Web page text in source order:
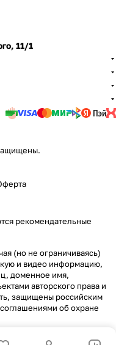
11/1
рекомендательные
(но не ограничиваясь)
и видео информацию,
доменное имя,
авторского права и
защищены российским
об охране